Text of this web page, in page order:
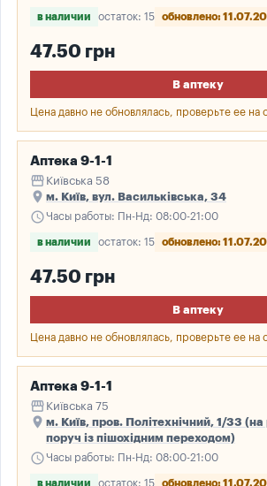
в наличии остаток: 15 обновлено:
47.50 грн
В аптеку
Цена давно не обновлялась, проверьте ее на
Аптека 9-1-1
storefront Київська 58
place м. Київ, вул. Васильківська, 34
scheduleЧасы работы: Пн-Нд: 08:00-21:00
в наличии остаток: 15 обновлено:
47.50 грн
В аптеку
Цена давно не обновлялась, проверьте ее на
Аптека 9-1-1
storefront Київська 75
place м. Київ, пров. Політехнічний, 1/33 (на
поруч із пішохідним переходом)
scheduleЧасы работы: Пн-Нд: 08:00-21:00
в наличии остаток: 15 обновлено: